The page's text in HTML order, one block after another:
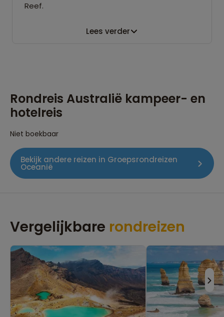
Reef.
Lees verder
Rondreis Australië kampeer- en
hotelreis
Niet boekbaar
Bekijk andere reizen in Groepsrondreizen
Oceanië
Vergelijkbare rondreizen